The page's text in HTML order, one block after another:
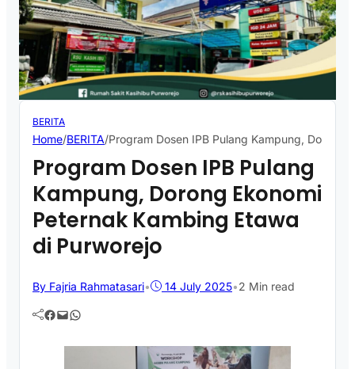
BERITA
Home/BERITA/Program Dosen IPB Pulang Kampung, Dorong
Program Dosen IPB Pulang
Kampung, Dorong Ekonomi
Peternak Kambing Etawa
di Purworejo
By Fajria Rahmatasari• 14 July 2025•2 Min read
Facebook Mail WhatsApp